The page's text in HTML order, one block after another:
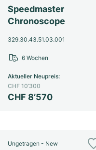
Speedmaster
Chronoscope
329.30.43.51.03.001
CHF 8’570
Aktueller Neupreis:
CHF 10’300
6 Wochen
Ungetragen - New